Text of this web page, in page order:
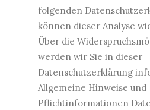
folgenden
können dieser Analyse
Über die
werden wir Sie in dieser
Datenschutzerklärung
Allgemeine Hinweise und
Pflichtinformationen